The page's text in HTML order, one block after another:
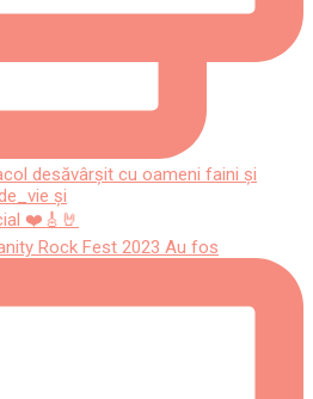
Rock Fest 2023 Au fos